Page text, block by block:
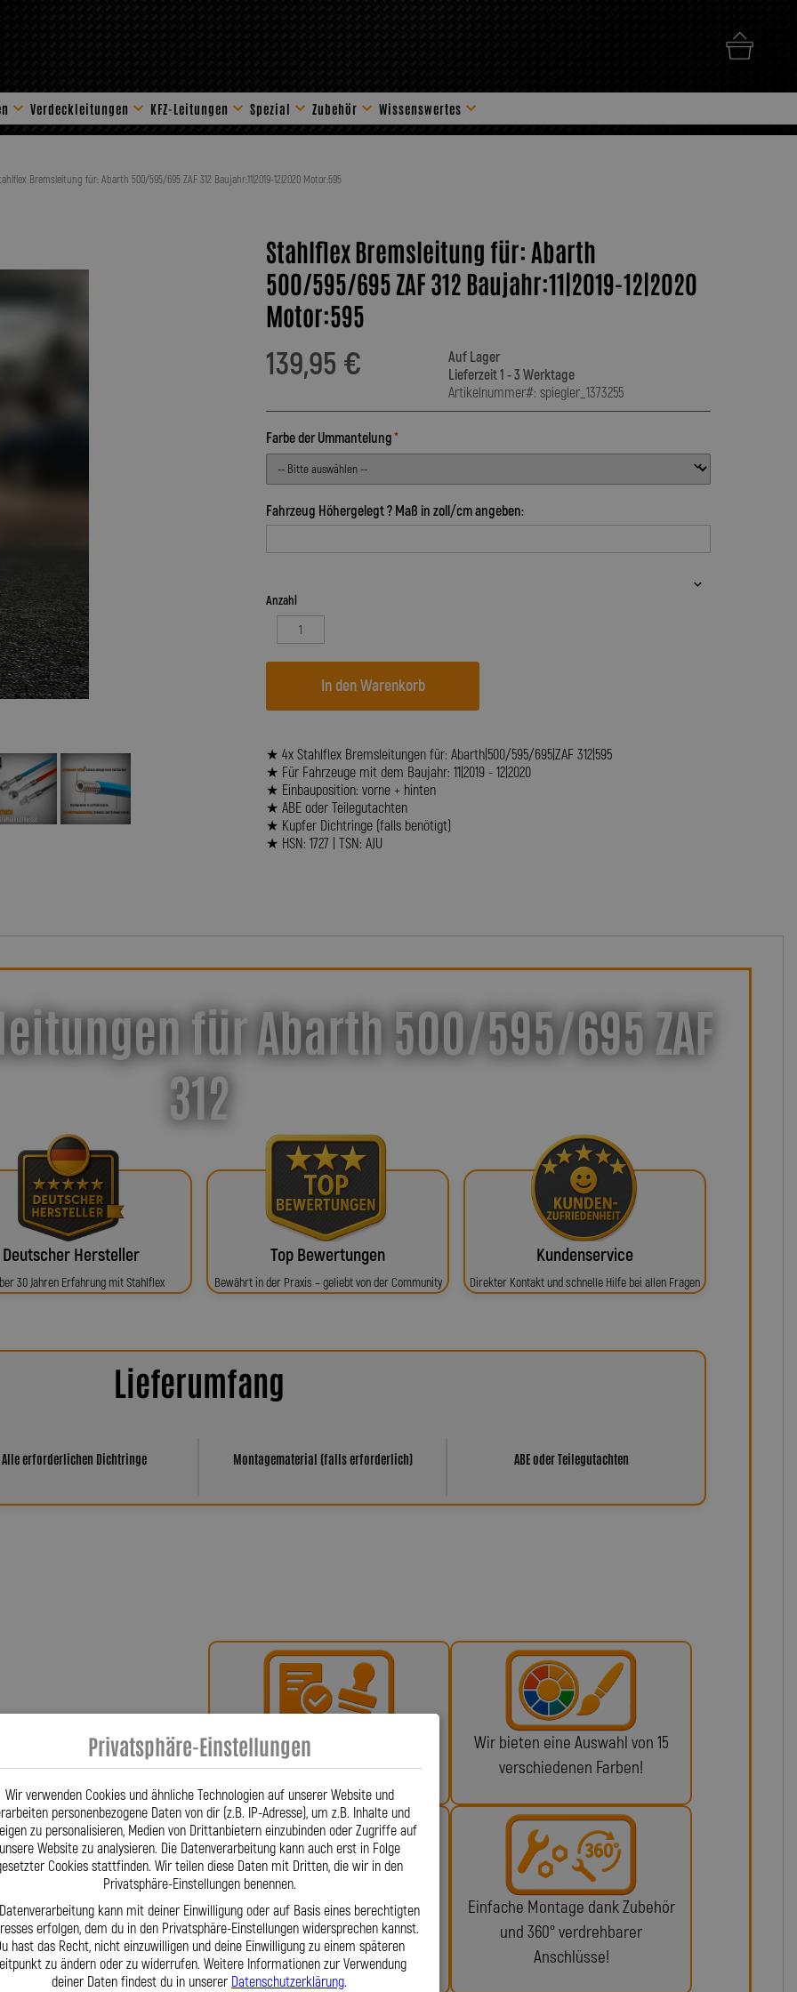
Verdeckleitungen KFZ-Leitungen Spezial Zubehör
Stahlflex Zubehör
Wissenswertes
Bremsleitung für: Abarth 500/595/695 ZAF 312 Baujahr:11|2019-12|2020 Motor:595
Stahlflex Bremsleitung für: Abarth
500/595/695 ZAF 312 Baujahr:11|2019-12|2020
Motor:595
139,95 €
Auf Lager
Lieferzeit 1 - 3 Werktage
Artikelnummer#: spiegler_1373255
Farbe der Ummantelung
Fahrzeug Höhergelegt ? Maß in zoll/cm angeben:
Anzahl
In den Warenkorb
★ 4x Stahlflex Bremsleitungen für: Abarth|500/595/695|ZAF 312|595
★ Für Fahrzeuge mit dem Baujahr: 11|2019 - 12|2020
★ Einbauposition: vorne + hinten
★ ABE oder Teilegutachten
★ Kupfer Dichtringe (falls benötigt)
★ HSN: 1727 | TSN: AJU
für Abarth 500/595/695 ZAF
312
Deutscher Hersteller
30 Jahren Erfahrung mit Stahlflex
Top Bewertungen
Bewährt in der Praxis – geliebt von der Community
Kundenservice
Direkter Kontakt und schnelle Hilfe bei allen Fragen
Lieferumfang
Alle erforderlichen Dichtringe Montagematerial (falls erforderlich) ABE oder Teilegutachten
gefertigt. Firmengründer
ließ diese patentieren – eine
Für Fahrzeuge wie Abarth
HSN 1727, TSN AJU) fertigen wir
Wir fertigen Hydraulikleitungen
nach Ihren Angaben, wenn
wir eine Lösung. Dank großem
wir kurze Lieferzeiten, exakte
Team steht Ihnen täglich
der Lothar Spiegler Kfz-Leitungen
Hersteller, der sowohl
Bei uns erhalten Sie eine ABE
oder ein Teilegutachten!
Wir bieten eine Auswahl von 15
verschiedenen Farben!
Fragen? Unser Team ist täglich
per Telefon oder Mail für Sie da.
Einfache Montage dank Zubehör
und 360° verdrehbarer
Anschlüsse!
Privatsphäre-Einstellungen
Wir verwenden Cookies und ähnliche Technologien auf unserer Website und
personenbezogene Daten von dir (z.B. IP-Adresse), um z.B. Inhalte und
zu personalisieren, Medien von Drittanbietern einzubinden oder Zugriffe auf
unsere Website zu analysieren. Die Datenverarbeitung kann auch erst in Folge
Cookies stattfinden. Wir teilen diese Daten mit Dritten, die wir in den
Privatsphäre-Einstellungen benennen.
kann mit deiner Einwilligung oder auf Basis eines berechtigten
erfolgen, dem du in den Privatsphäre-Einstellungen widersprechen kannst.
hast das Recht, nicht einzuwilligen und deine Einwilligung zu einem späteren
zu ändern oder zu widerrufen. Weitere Informationen zur Verwendung
deiner Daten findest du in unserer Datenschutzerklärung.